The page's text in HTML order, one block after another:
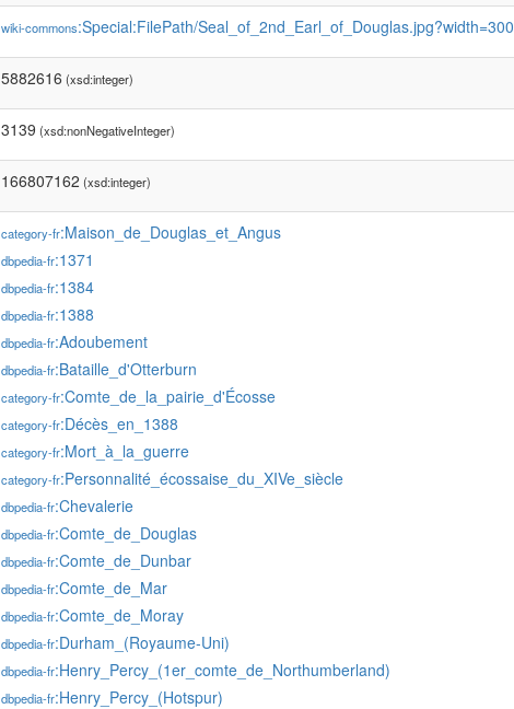
wiki-commons:Special:FilePath/Seal_of_2nd_Earl_of_Douglas.jpg?width=300
5882616 (xsd:integer)
3139 (xsd:nonNegativeInteger)
166807162 (xsd:integer)
category-fr:Maison_de_Douglas_et_Angus
dbpedia-fr:1371
dbpedia-fr:1384
dbpedia-fr:1388
dbpedia-fr:Adoubement
dbpedia-fr:Bataille_d'Otterburn
category-fr:Comte_de_la_pairie_d'Écosse
category-fr:Décès_en_1388
category-fr:Mort_à_la_guerre
category-fr:Personnalité_écossaise_du_XIVe_siècle
dbpedia-fr:Chevalerie
dbpedia-fr:Comte_de_Douglas
dbpedia-fr:Comte_de_Dunbar
dbpedia-fr:Comte_de_Mar
dbpedia-fr:Comte_de_Moray
dbpedia-fr:Durham_(Royaume-Uni)
dbpedia-fr:Henry_Percy_(1er_comte_de_Northumberland)
dbpedia-fr:Henry_Percy_(Hotspur)